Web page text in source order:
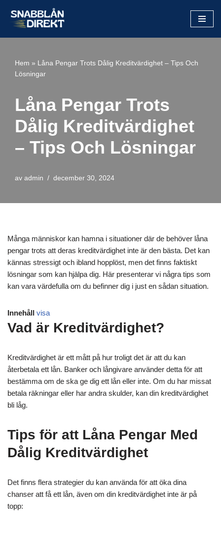
Hoppa
till
Hem » Låna Pengar Trots Dålig Kreditvärdighet – Tips Och
Lösningar
Låna Pengar Trots
Dålig Kreditvärdighet
– Tips Och Lösningar
av admin december 30, 2024
Många människor kan hamna i situationer där de behöver låna
pengar trots att deras kreditvärdighet inte är den bästa. Det kan
kännas stressigt och ibland hopplöst, men det finns faktiskt
lösningar som kan hjälpa dig. Här presenterar vi några tips som
kan vara värdefulla om du befinner dig i just en sådan situation.
Innehåll visa
Vad är Kreditvärdighet?
Kreditvärdighet är ett mått på hur troligt det är att du kan
återbetala ett lån. Banker och långivare använder detta för att
bestämma om de ska ge dig ett lån eller inte. Om du har missat
betala räkningar eller har andra skulder, kan din kreditvärdighet
bli låg.
Tips för att Låna Pengar Med
Dålig Kreditvärdighet
Det finns flera strategier du kan använda för att öka dina
chanser att få ett lån, även om din kreditvärdighet inte är på
topp: